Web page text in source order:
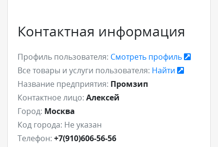
Контактная информация
Профиль пользователя: Смотреть профиль
Все товары и услуги пользователя: Найти
Название предприятия: Промзип
Контактное лицо: Алексей
Город: Москва
Код города: Не указан
Телефон: +7(910)606-56-56